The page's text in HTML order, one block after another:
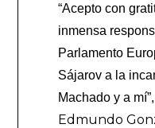
“Acepto con
inmensa
Parlamento
Sájarov a la
Machado y a
Edmundo